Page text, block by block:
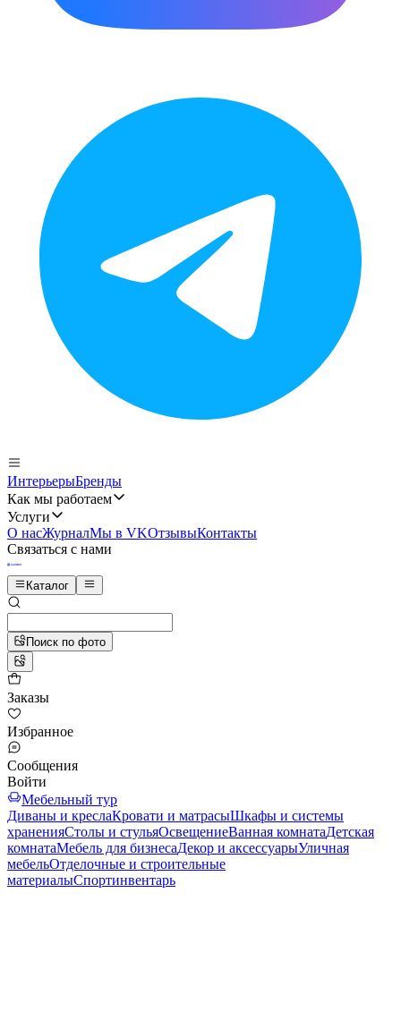
ИнтерьерыБренды
Как мы работаем
Услуги
О насЖурналМы в VKОтзывыКонтакты
Связаться с нами
Каталог
Поиск по фото
Заказы
Избранное
Сообщения
Войти
Мебельный тур
Диваны и креслаКровати и матрасыШкафы и системы
храненияСтолы и стульяОсвещениеВанная комнатаДетская
комнатаМебель для бизнесаДекор и аксессуарыУличная
мебельОтделочные и строительные
материалыСпортинвентарь